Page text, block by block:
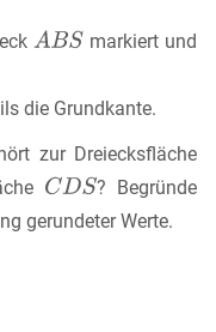
markiert und
die Grundkante.
zur Dreiecksfläche
? Begründe
gerundeter Werte.